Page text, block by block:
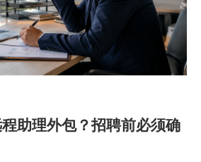
助理外包？招聘前必须确